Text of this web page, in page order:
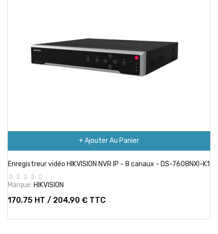
+ Ajouter Au Panier
Enregistreur vidéo HIKVISION NVR IP - 8 canaux - DS-7608NXI-K1
Marque: HIKVISION
170.75 HT / 204,90 € TTC